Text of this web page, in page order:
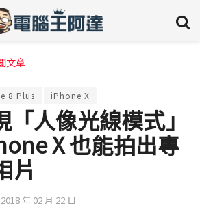
文章
8 Plus iPhone X
人像光線模式」
X 也能拍出專
片
2018 年 02 月 22 日